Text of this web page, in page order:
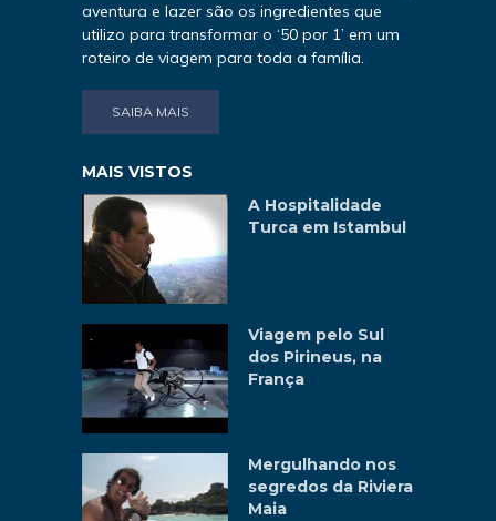
aventura e lazer são os ingredientes que
utilizo para transformar o ‘50 por 1’ em um
roteiro de viagem para toda a família.
SAIBA MAIS
MAIS VISTOS
A Hospitalidade
Turca em Istambul
Viagem pelo Sul
dos Pirineus, na
França
Mergulhando nos
segredos da Riviera
Maia